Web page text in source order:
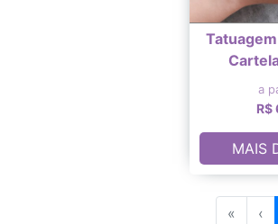
Tatuagem
a
R$
MAIS
« ‹